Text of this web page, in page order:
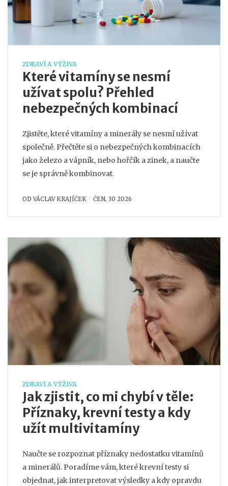
ZDRAVÍ A VÝŽIVA
Které vitamíny se nesmí
užívat spolu? Přehled
nebezpečných kombinací
Zjistěte, které vitamíny a minerály se nesmí užívat
společně. Přečtěte si o nebezpečných kombinacích
jako železo a vápník, nebo hořčík a zinek, a naučte
se je správně kombinovat.
ODVÁCLAV KRAJÍČEK ČEN, 30 2026
ZDRAVÍ A VÝŽIVA
Jak zjistit, co mi chybí v těle:
Příznaky, krevní testy a kdy
užít multivitamíny
Naučte se rozpoznat příznaky nedostatku vitamínů
a minerálů. Poradíme vám, které krevní testy si
objednat, jak interpretovat výsledky a kdy opravdu